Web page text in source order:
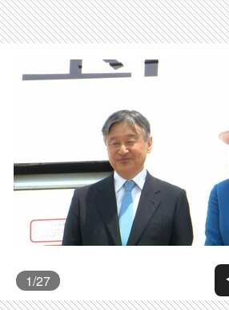
1/27